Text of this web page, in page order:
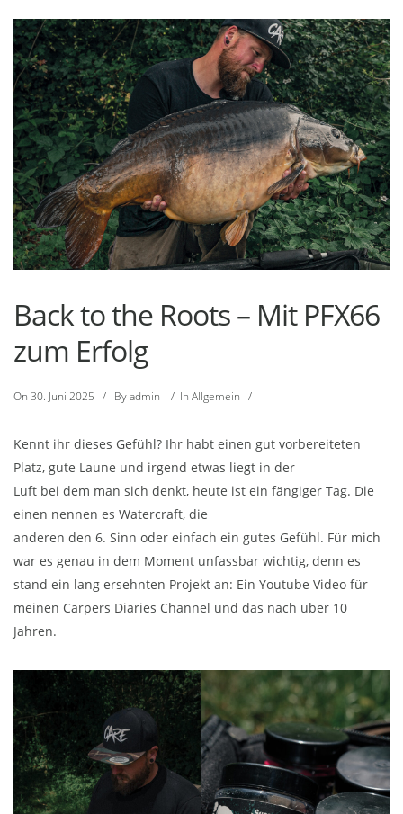
Back to the Roots – Mit PFX66
zum Erfolg
On 30. Juni 2025 / Byadmin / In Allgemein /
Kennt ihr dieses Gefühl? Ihr habt einen gut vorbereiteten
Platz, gute Laune und irgend etwas liegt in der
Luft bei dem man sich denkt, heute ist ein fängiger Tag. Die
einen nennen es Watercraft, die
anderen den 6. Sinn oder einfach ein gutes Gefühl. Für mich
war es genau in dem Moment unfassbar wichtig, denn es
stand ein lang ersehnten Projekt an: Ein Youtube Video für
meinen Carpers Diaries Channel und das nach über 10
Jahren.